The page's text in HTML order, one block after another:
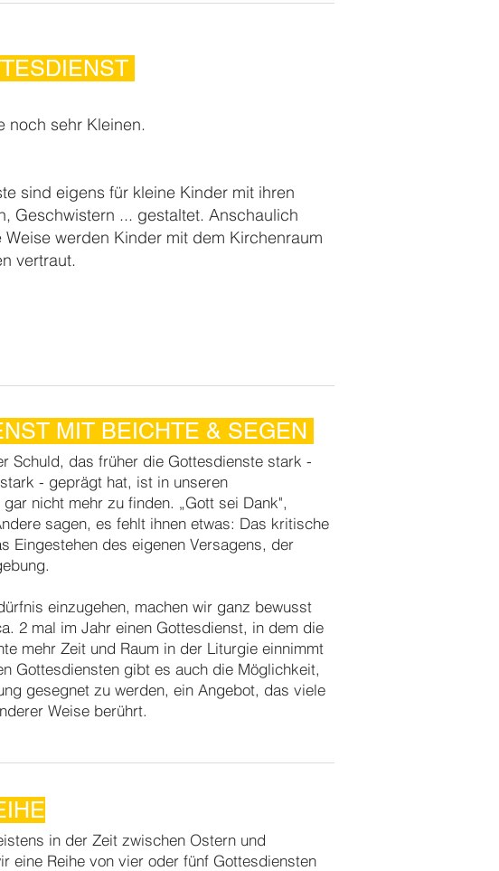
noch sehr Kleinen.
sind eigens für kleine Kinder mit ihren
Geschwistern ... gestaltet. Anschaulich
werden Kinder mit dem Kirchenraum
vertraut.
MIT BEICHTE & SEGEN
Schuld, das früher die Gottesdienste stark -
- geprägt hat, ist in unseren
nicht mehr zu finden. „Gott sei Dank",
sagen, es fehlt ihnen etwas: Das kritische
Eingestehen des eigenen Versagens, der
einzugehen, machen wir ganz bewusst
2 mal im Jahr einen Gottesdienst, in dem die
mehr Zeit und Raum in der Liturgie einnimmt
Gottesdiensten gibt es auch die Möglichkeit,
gesegnet zu werden, ein Angebot, das viele
Weise berührt.
in der Zeit zwischen Ostern und
eine Reihe von vier oder fünf Gottesdiensten